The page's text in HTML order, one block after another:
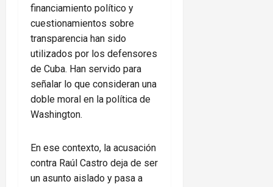
financiamiento político y
cuestionamientos sobre
transparencia han sido
utilizados por los defensores
de Cuba. Han servido para
señalar lo que consideran una
doble moral en la política de
Washington.
En ese contexto, la acusación
contra Raúl Castro deja de ser
un asunto aislado y pasa a